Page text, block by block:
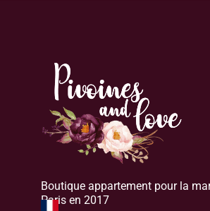
Boutique appartement pour la
Paris en 2017